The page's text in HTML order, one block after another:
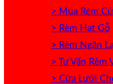
> Mua Rèm
> Rèm Hạt Gỗ
> Rèm Ngăn
> Tư Vấn Rèm
> Cửa Lưới